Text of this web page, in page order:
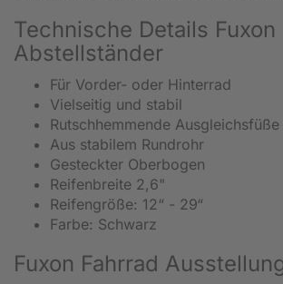
Technische Details Fuxon
Abstellständer
Für Vorder- oder Hinterrad
Vielseitig und stabil
Rutschhemmende Ausgleichsfüße
Aus stabilem Rundrohr
Gesteckter Oberbogen
Reifenbreite 2,6"
Reifengröße: 12“ - 29“
Farbe: Schwarz
Fuxon Fahrrad